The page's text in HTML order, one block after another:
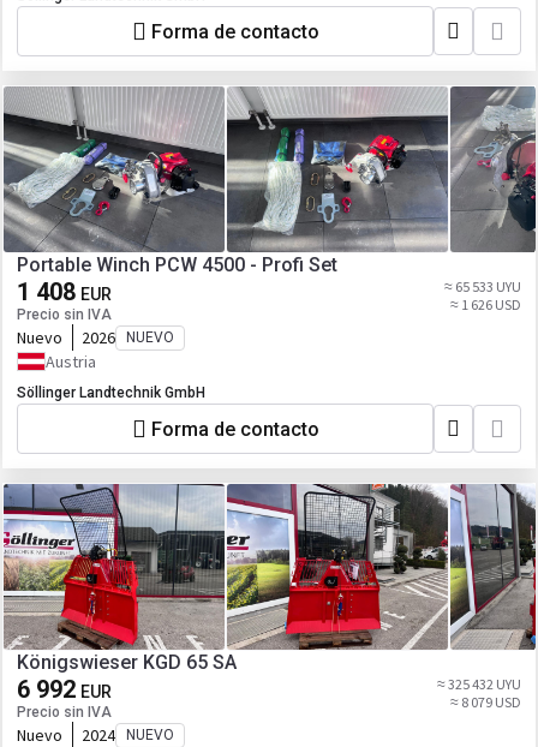
Forma de contacto
Portable Winch PCW 4500 - Profi Set
1 408 EUR
Precio sin IVA
≈ 65 533 UYU
≈ 1 626 USD
Nuevo 2026 NUEVO
Austria
Söllinger Landtechnik GmbH
Forma de contacto
Königswieser KGD 65 SA
6 992 EUR
Precio sin IVA
≈ 325 432 UYU
≈ 8 079 USD
Nuevo 2024 NUEVO